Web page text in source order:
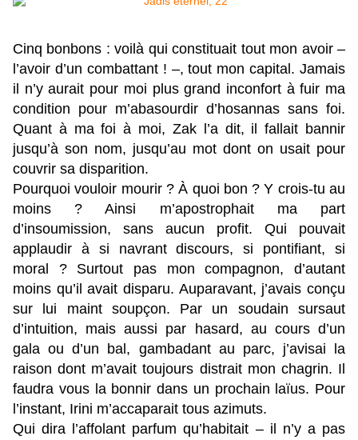
Cinq bonbons : voilà qui constituait tout mon avoir –
l’avoir d’un combattant ! –, tout mon capital. Jamais
il n’y aurait pour moi plus grand inconfort à fuir ma
condition pour m’abasourdir d’hosannas sans foi.
Quant à ma foi à moi, Zak l’a dit, il fallait bannir
jusqu’à son nom, jusqu’au mot dont on usait pour
couvrir sa disparition.
Pourquoi vouloir mourir ? À quoi bon ? Y crois-tu au
moins ? Ainsi m’apostrophait ma part
d’insoumission, sans aucun profit. Qui pouvait
applaudir à si navrant discours, si pontifiant, si
moral ? Surtout pas mon compagnon, d’autant
moins qu’il avait disparu. Auparavant, j’avais conçu
sur lui maint soupçon. Par un soudain sursaut
d’intuition, mais aussi par hasard, au cours d’un
gala ou d’un bal, gambadant au parc, j’avisai la
raison dont m’avait toujours distrait mon chagrin. Il
faudra vous la bonnir dans un prochain laïus. Pour
l’instant, Irini m’accaparait tous azimuts.
Qui dira l’affolant parfum qu’habitait – il n’y a pas